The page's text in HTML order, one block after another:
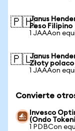
🇵🇭Janus
Peso Filipino
1 JAAAon
🇵🇱Janus
Złoty polaco
1 JAAAon
Convierte otros
Invesco
(Ondo
1 PDBCon